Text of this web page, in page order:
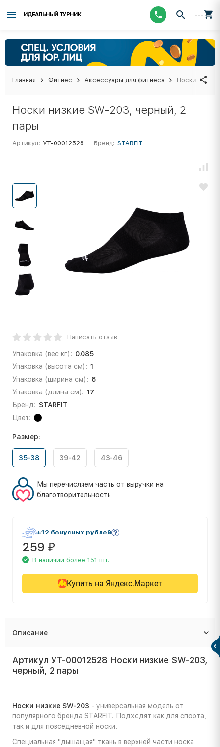
ИДЕАЛЬНЫЙ ТУРНИК ---
Главная Фитнес Аксессуары для фитнеса Носки
Носки низкие SW-203, черный, 2
пары
Артикул: УТ-00012528 Бренд: STARFIT
Написать отзыв
Упаковка (вес кг): 0.085
Упаковка (высота см): 1
Упаковка (ширина см): 6
Упаковка (длина см): 17
Бренд: STARFIT
Цвет:
Размер:
35-38 39-42 43-46
Мы перечисляем часть от выручки на
благотворительность
+12 бонусных рублей
259 ₽
В наличии более 151 шт.
Купить на Яндекс.Маркет
Описание
Артикул УТ-00012528 Носки низкие SW-203,
черный, 2 пары
Носки низкие SW-203 - универсальная модель от
популярного бренда STARFIT. Подходят как для спорта,
так и для повседневной носки.
Специальная "дышащая" ткань в верхней части носка